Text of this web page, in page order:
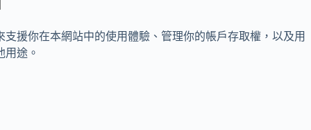
援你在本網站中的使用體驗、管理你的帳戶存取權，以及用
用途。